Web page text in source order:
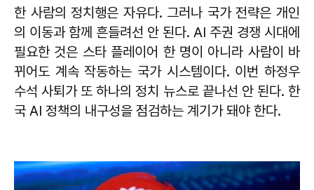
한 사람의 정치행은 자유다. 그러나 국가 전략은 개인
의 이동과 함께 흔들려선 안 된다. AI 주권 경쟁 시대에
필요한 것은 스타 플레이어 한 명이 아니라 사람이 바
뀌어도 계속 작동하는 국가 시스템이다. 이번 하정우
수석 사퇴가 또 하나의 정치 뉴스로 끝나선 안 된다. 한
국 AI 정책의 내구성을 점검하는 계기가 돼야 한다.